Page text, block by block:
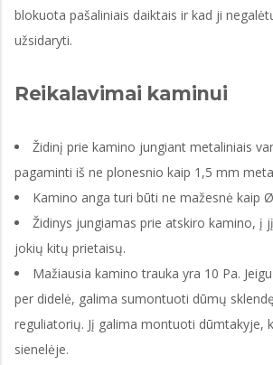
blokuota pašaliniais daiktais ir kad ji
užsidaryti.
Reikalavimai kaminui
Židinį prie kamino jungiant metaliniais
pagaminti iš ne plonesnio kaip 1,5 mm
Kamino anga turi būti ne mažesnė kaip
Židinys jungiamas prie atskiro kamino, į
jokių kitų prietaisų.
Mažiausia kamino trauka yra 10 Pa.
per didelė, galima sumontuoti dūmų
reguliatorių. Jį galima montuoti dūmtakyje,
sienelėje.